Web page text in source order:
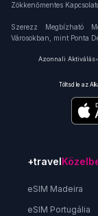
Zökkenőmentes
Szerezz Megbízható
Városokban, mint Ponta
Azonnali Aktiválás•
Töltsd le az
+travel
eSIM Madeira
eSIM Portugália